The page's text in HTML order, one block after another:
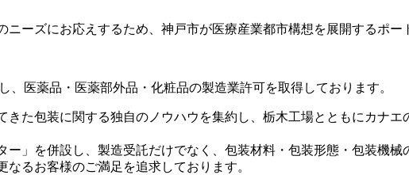
ーズにお応えするため、神戸市が医療産業都市構想を展開するポー
、医薬品・医薬部外品・化粧品の製造業許可を取得しております。
きた包装に関する独自のノウハウを集約し、栃木工場とともにカナ
ー」を併設し、製造受託だけでなく、包装材料・包装形態・包装機
るお客様のご満足を追求しております。